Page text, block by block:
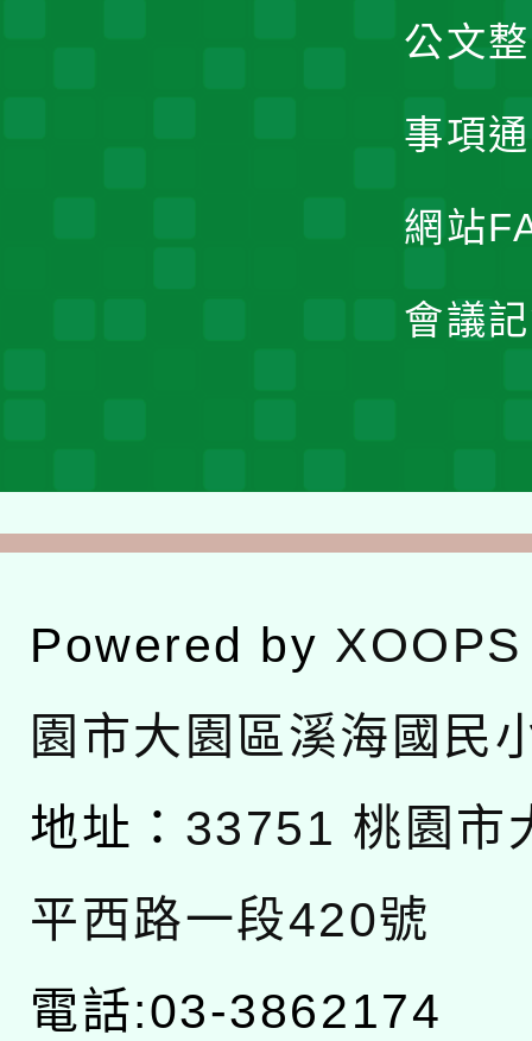
公文
事項
網站
會議
Powered by XOOPS
園市大園區溪海國民
地址： 33751 桃園市
平西路一段420號
電話:03-3862174